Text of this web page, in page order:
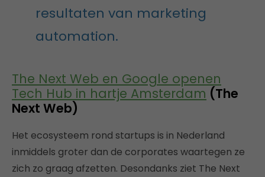
resultaten van marketing
automation.
The Next Web en Google openen
Tech Hub in hartje Amsterdam (The
Next Web)
Het ecosysteem rond startups is in Nederland
inmiddels groter dan de corporates waartegen ze
zich zo graag afzetten. Desondanks ziet The Next